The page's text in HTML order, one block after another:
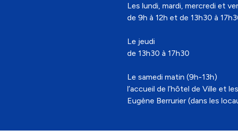
Les lundi, mardi, mercredi et
de 9h à 12h et de 13h30 à
Le jeudi
de 13h30 à 17h30
Le samedi matin (9h-13h)
l’accueil de l’hôtel de Ville et
Eugène Berrurier (dans les